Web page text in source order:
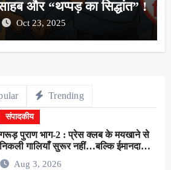
और “थप्पड़ का सिद्धांत” !
Oct 23, 2025
Trending
संपादकीय
गरूड़ पुराण भाग-2 : प्रेस क्लब के मयखाने से
निकली गालियाँ सुरूर नहीं…बल्कि ईमानदारी
के शोषण की चीख थी !
Aug 3, 2026